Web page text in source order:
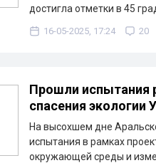
достигла отметки в 45
16-05-2025, 17:24 20
Прошли испытания
спасения экологии
На высохшем дне
испытания в рамках
окружающей среды и